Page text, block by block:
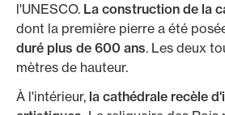
l'UNESCO. La construction de la
dont la première pierre a été
duré plus de 600 ans. Les deux
mètres de hauteur.
À l'intérieur, la cathédrale recèle